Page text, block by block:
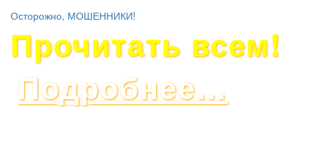
Осторожно, МОШЕННИКИ!
Прочитать всем!
Подробнее…